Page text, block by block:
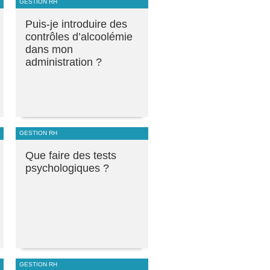
GESTION RH
Puis-je introduire des
contrôles d’alcoolémie
dans mon
administration ?
GESTION RH
Que faire des tests
psychologiques ?
GESTION RH